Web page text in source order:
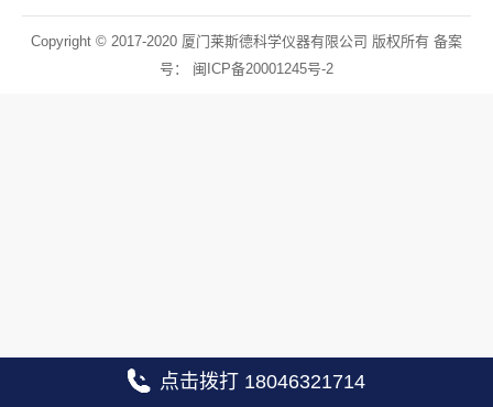
Copyright © 2017-2020 厦门莱斯德科学仪器有限公司 版权所有 备案
号： 闽ICP备20001245号-2
点击拨打 18046321714